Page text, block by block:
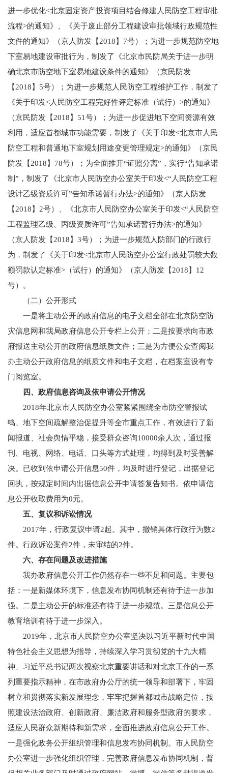
进一步优化<北京固定资产投资项目结合修建人民防空工程审批
流程>的通知》、《关于废止部分工程建设审批领域行政规范性
文件的通知》（京人防发【2018】7号）；为进一步规范防空地
下室易地建设审批行为，制发了《北京市民防局关于进一步明
确北京市防空地下室易地建设条件的通知》（京民防发
【2018】5号）；为进一步规范人民防空工程维护工作，制发了
《关于印发<人民防空工程完好性评定标准（试行）>的通知》
（京民防发【2018】51号）；为进一步促进地下空间资源有效
利用，适应首都城市功能需要，制发了《关于印发<北京市人民
防空工程和普通地下室规划用途变更管理规定>的通知》（京民
防发【2018】78号）；为全面推开“证照分离”，实行“告知承诺
制”，制发了《北京市人民防空办公室关于印发<“人民防空工程
设计乙级资质许可”告知承诺暂行办法>的通知》（京人防发
【2018】2号）、《北京市人民防空办公室关于印发<“人民防空
工程监理乙级、丙级资质许可”告知承诺暂行办法>的通知》
（京人防发【2018】3号）；为进一步规范人防部门的行政行
为，制发了《关于印发<北京市人民防空办公室行政处罚较大数
额罚款认定标准>（试行）的通知》（京人防发【2018】12
号）。
（二）公开形式
一是将主动公开的政府信息的电子文档全部在北京防空防
灾信息网和我局政府信息公开专栏上公开；二是按要求向市政
府报送主动公开的政府信息纸质文件；三是为方便公众查阅我
办主动公开政府信息的纸质文件和电子文档，在档案室设有专
门阅览室。
四、政府信息咨询及依申请公开情况
2018年北京市人民防空办公室紧紧围绕全市防空警报试
鸣、地下空间疏解整治促提升等全市重点工作，有效进行了新
闻报道、社会舆情平稳，接受群众咨询10000余人次，通过报
刊、电视、网络、电话、口头等方式处理，均得到及时妥善解
决。已收到依申请公开信息50件，均及时进行登记，出据登记
回执，按规定时间内出据信息公开申请答复告知书。依申请信
息公开收取费用为0元。
五、复议和诉讼情况
2017年，行政复议申请2起。其中，撤销具体行政行为数2
件。行政诉讼案件2件，未审结的2件。
六、存在问题及改进措施
我办政府信息公开工作仍然存在一些不足和问题。主要包
括：一是新媒体环境下，信息发布协同机制还有待于进一步加
强。二是主动公开的标准还有待于进一步规范。三是信息公开
教育培训有待于进一步深入。
2019年，北京市人民防空办公室坚决以习近平新时代中国
特色社会主义思想为指导，持续深入学习贯彻党的十九大精
神、习近平总书记两次视察北京重要讲话和对北京工作的一系
列重要指示精神，在市政府办公厅的统一领导和部署下，牢固
树立和贯彻落实新发展理念，牢牢把握首都城市战略定位，按
照建设法治政府、创新政府、廉洁政府和服务型政府的要求，
适应人民群众新期待和新需求，全面推进政府信息公开工作。
一是强化政务公开组织管理和信息发布协同机制。市人民防空
办公室进一步强化组织管理，完善政府信息发布协同机制，督